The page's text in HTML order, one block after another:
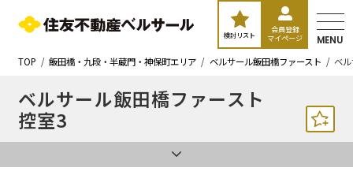
検討リスト
会員登録
マイページ
MENU
TOP
飯田橋・九段・半蔵門・神保町エリア ベルサール飯田橋ファースト ベ
ベルサール飯田橋ファースト
控室3